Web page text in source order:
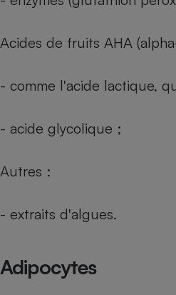
Acides de fruits AHA
- comme l'acide lactique,
- acide glycolique ;
Autres :
- extraits d'algues.
Adipocytes